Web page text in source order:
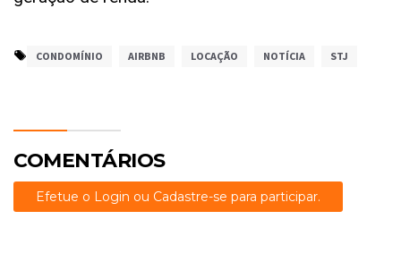
CONDOMÍNIO AIRBNB LOCAÇÃO NOTÍCIA STJ
COMENTÁRIOS
Efetue o Login ou Cadastre-se para participar.